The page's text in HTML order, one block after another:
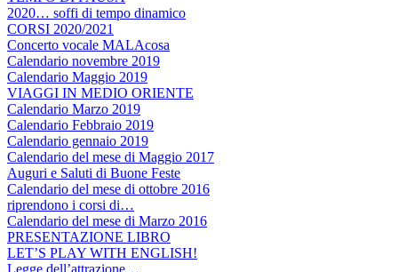
2020… soffi di tempo dinamico
CORSI 2020/2021
Concerto vocale MALAcosa
Calendario novembre 2019
Calendario Maggio 2019
VIAGGI IN MEDIO ORIENTE
Calendario Marzo 2019
Calendario Febbraio 2019
Calendario gennaio 2019
Calendario del mese di Maggio 2017
Auguri e Saluti di Buone Feste
Calendario del mese di ottobre 2016
riprendono i corsi di…
Calendario del mese di Marzo 2016
PRESENTAZIONE LIBRO
LET’S PLAY WITH ENGLISH!
Legge dell’attrazione…